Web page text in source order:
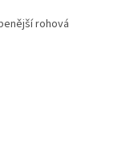
rohová